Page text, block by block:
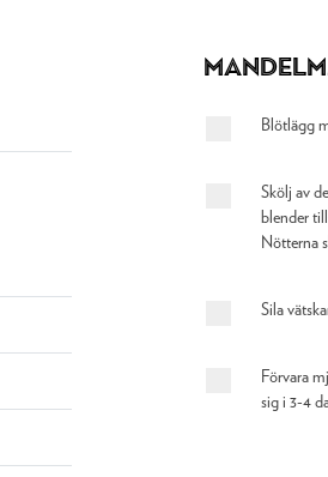
Blötlägg
Skölj av
blender
Nötterna
Sila
Förvara
sig i 3-4